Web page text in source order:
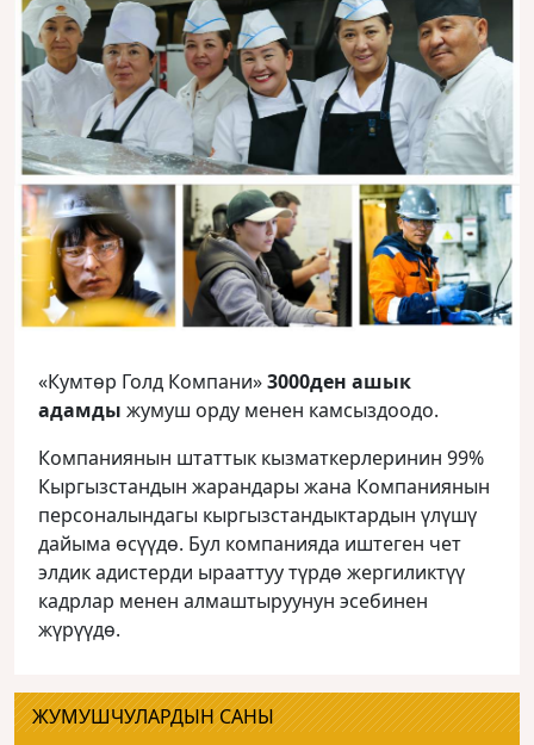
«Кумтөр Голд Компани»3000ден ашык
адамды жумуш орду менен камсыздоодо.
Компаниянын штаттык кызматкерлеринин 99%
Кыргызстандын жарандары жана Компаниянын
персоналындагы кыргызстандыктардын үлүшү
дайыма өсүүдө. Бул компанияда иштеген чет
элдик адистерди ырааттуу түрдө жергиликтүү
кадрлар менен алмаштыруунун эсебинен
жүрүүдө.
ЖУМУШЧУЛАРДЫН САНЫ